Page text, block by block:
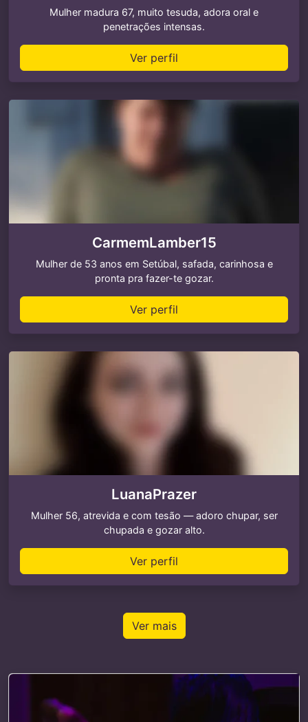
Mulher madura 67, muito tesuda, adora oral e
penetrações intensas.
Ver perfil
CarmemLamber15
Mulher de 53 anos em Setúbal, safada, carinhosa e
pronta pra fazer-te gozar.
Ver perfil
LuanaPrazer
Mulher 56, atrevida e com tesão — adoro chupar, ser
chupada e gozar alto.
Ver perfil
Ver mais